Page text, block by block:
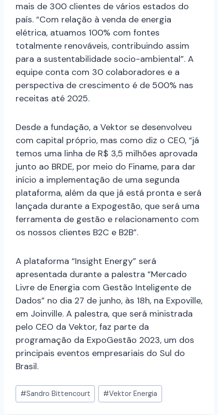
mais de 300 clientes de vários estados do
país. “Com relação à venda de energia
elétrica, atuamos 100% com fontes
totalmente renováveis, contribuindo assim
para a sustentabilidade socio-ambiental”. A
equipe conta com 30 colaboradores e a
perspectiva de crescimento é de 500% nas
receitas até 2025.
Desde a fundação, a Vektor se desenvolveu
com capital próprio, mas como diz o CEO, “já
temos uma linha de R$ 3,5 milhões aprovada
junto ao BRDE, por meio do Finame, para dar
início a implementação de uma segunda
plataforma, além da que já está pronta e será
lançada durante a Expogestão, que será uma
ferramenta de gestão e relacionamento com
os nossos clientes B2C e B2B”.
A plataforma “Insight Energy” será
apresentada durante a palestra “Mercado
Livre de Energia com Gestão Inteligente de
Dados” no dia 27 de junho, às 18h, na Expoville,
em Joinville. A palestra, que será ministrada
pelo CEO da Vektor, faz parte da
programação da ExpoGestão 2023, um dos
principais eventos empresariais do Sul do
Brasil.
#Sandro Bittencourt #Vektor Energia